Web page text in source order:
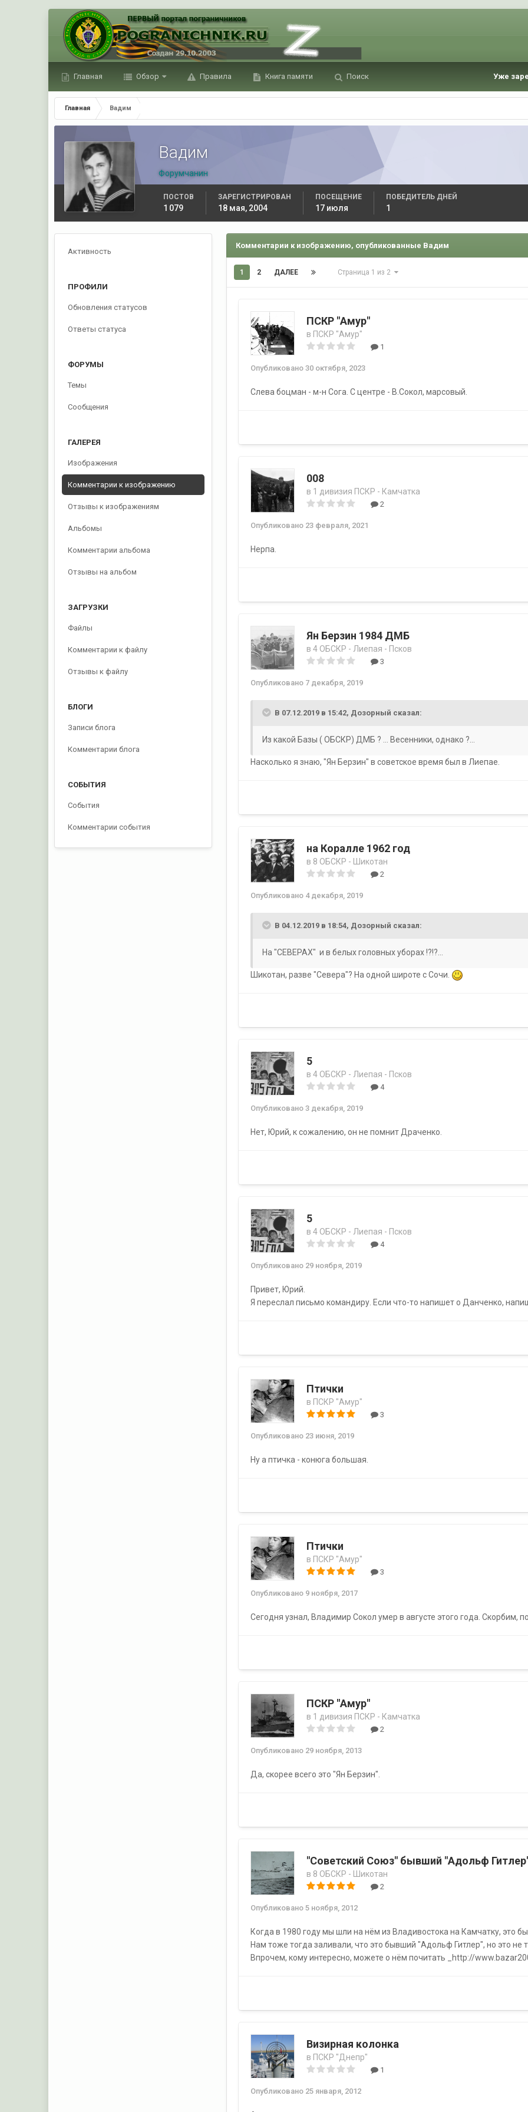
Главная Обзор Правила Книга памяти Поиск Уже
Главная Вадим
Вадим
Форумчанин
ПОСТОВ
1 079
ЗАРЕГИСТРИРОВАН
18 мая, 2004
ПОСЕЩЕНИЕ
17 июля
ПОБЕДИТЕЛЬ ДНЕЙ
1
Активность
ПРОФИЛИ
Обновления статусов
Ответы статуса
ФОРУМЫ
Темы
Сообщения
ГАЛЕРЕЯ
Изображения
Комментарии к изображению
Отзывы к изображениям
Альбомы
Комментарии альбома
Отзывы на альбом
ЗАГРУЗКИ
Файлы
Комментарии к файлу
Отзывы к файлу
БЛОГИ
Записи блога
Комментарии блога
СОБЫТИЯ
События
Комментарии события
Комментарии к изображению, опубликованные Вадим
1 2 ДАЛЕЕ Страница 1 из 2
ПСКР "Амур"
в ПСКР "Амур"
1
Опубликовано 30 октября, 2023
Слева боцман - м-н Сога. С центре - В.Сокол, марсовый.
008
в 1 дивизия ПСКР - Камчатка
2
Опубликовано 23 февраля, 2021
Нерпа.
Ян Берзин 1984 ДМБ
в4 ОБСКР - Лиепая - Псков
3
Опубликовано 7 декабря, 2019
В 07.12.2019 в 15:42, Дозорный сказал:
Из какой Базы ( ОБСКР) ДМБ ? ... Весенники, однако ?...
Насколько я знаю, "Ян Берзин" в советское время был в Лиепае.
на Коралле 1962 год
в 8 ОБСКР - Шикотан
2
Опубликовано 4 декабря, 2019
В 04.12.2019 в 18:54, Дозорный сказал:
На "СЕВЕРАХ" и в белых головных уборах !?!?...
Шикотан, разве "Севера"? На одной широте с Сочи.
5
в4 ОБСКР - Лиепая - Псков
4
Опубликовано 3 декабря, 2019
Нет, Юрий, к сожалению, он не помнит Драченко.
5
в4 ОБСКР - Лиепая - Псков
4
Опубликовано 29 ноября, 2019
Привет, Юрий.
Я переслал письмо командиру. Если что-то напишет о Данченко,
Птички
в ПСКР "Амур"
3
Опубликовано 23 июня, 2019
Ну а птичка - конюга большая.
Птички
в ПСКР "Амур"
3
Опубликовано 9 ноября, 2017
Сегодня узнал, Владимир Сокол умер в августе этого года. Скорбим,
ПСКР "Амур"
в 1 дивизия ПСКР - Камчатка
2
Опубликовано 29 ноября, 2013
Да, скорее всего это "Ян Берзин".
"Советский Союз" бывший "Адольф
в 8 ОБСКР - Шикотан
2
Опубликовано 5 ноября, 2012
Когда в 1980 году мы шли на нём из Владивостока на Камчатку, это
Нам тоже тогда заливали, что это бывший "Адольф Гитлер", но это не
Впрочем, кому интересно, можете о нём почитать _http://
Визирная колонка
в ПСКР "Днепр"
1
Опубликовано 25 января, 2012